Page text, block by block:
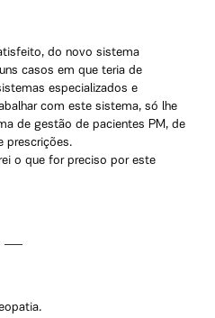
do novo sistema
casos em que teria de
especializados e
com este sistema, só lhe
de gestão de pacientes PM, de
prescrições.
o que for preciso por este